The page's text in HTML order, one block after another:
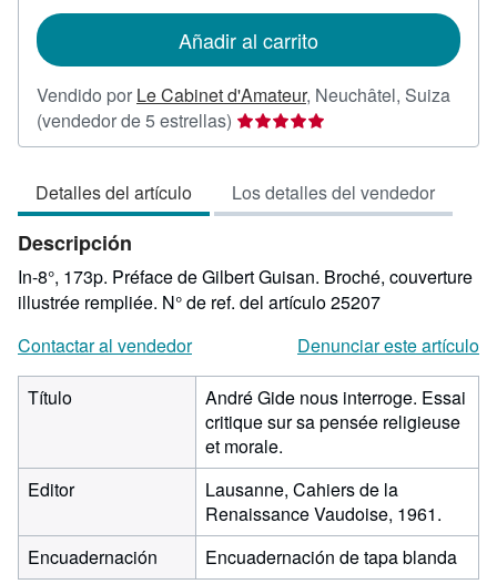
envío
Añadir al carrito
Vendido por Le Cabinet d'Amateur, Neuchâtel, Suiza
(vendedor de 5 estrellas) Calificación
del
5
de
estrellas
Detalles del artículo Los detalles del vendedor
Descripción
In-8°, 173p. Préface de Gilbert Guisan. Broché, couverture
illustrée rempliée. N° de ref. del artículo 25207
Contactar al vendedor
Denunciar este artículo
Título
André Gide nous interroge. Essai
critique sur sa pensée religieuse
et morale.
Editor
Lausanne, Cahiers de la
Renaissance Vaudoise, 1961.
Encuadernación
Encuadernación de tapa blanda